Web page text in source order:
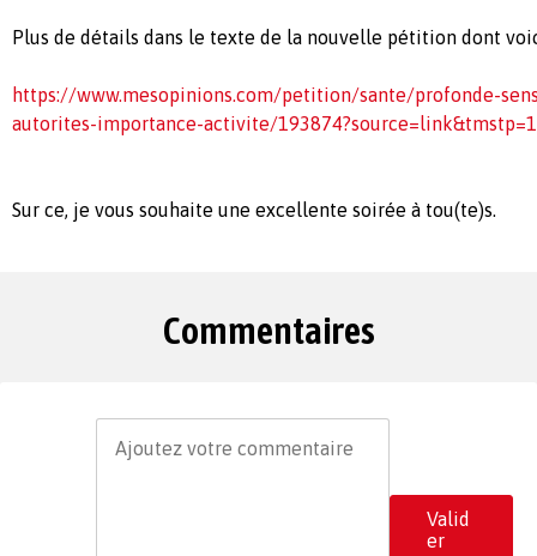
Plus de détails dans le texte de la nouvelle pétition dont
https://www.mesopinions.com/petition/sante/profonde-
autorites-importance-activite/
Sur ce, je vous souhaite une excellente soirée à tou(te)s.
Commentaires
Valid
er